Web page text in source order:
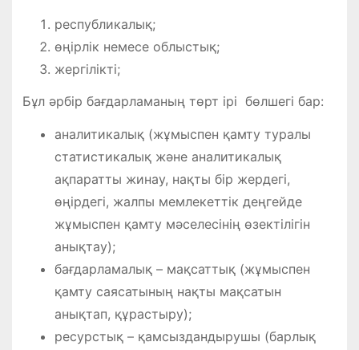
республикалық;
өңірлік немесе облыстық;
жергілікті;
Бұл әрбір бағдарламаның төрт ірі бөлшегі бар:
аналитикалық (жұмыспен қамту туралы
статистикалық және аналитикалық
ақпаратты жинау, нақты бір жердегі,
өңірдегі, жалпы мемлекеттік деңгейде
жұмыспен қамту мәселесінің өзектілігін
анықтау);
бағдарламалық – мақсаттық (жұмыспен
қамту саясатының нақты мақсатын
анықтап, құрастыру);
ресурстық – қамсыздандырушы (барлық